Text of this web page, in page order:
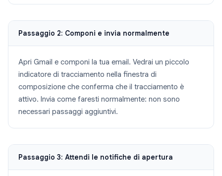
Passaggio 2: Componi e invia normalmente
Apri Gmail e componi la tua email. Vedrai un piccolo
indicatore di tracciamento nella finestra di
composizione che conferma che il tracciamento è
attivo. Invia come faresti normalmente: non sono
necessari passaggi aggiuntivi.
Passaggio 3: Attendi le notifiche di apertura